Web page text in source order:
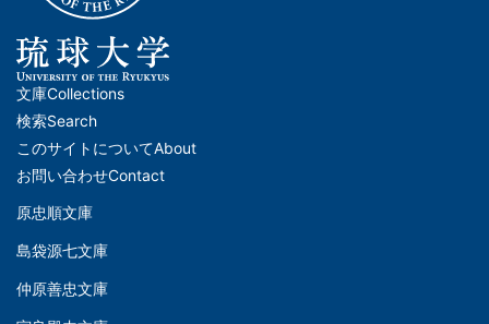
メ
イ
ン
ナ
ビ
ー
文庫Collections
検索Search
このサイトについてAbout
お問い合わせContact
文
(Left)
原忠順文庫
島袋源七文庫
仲原善忠文庫